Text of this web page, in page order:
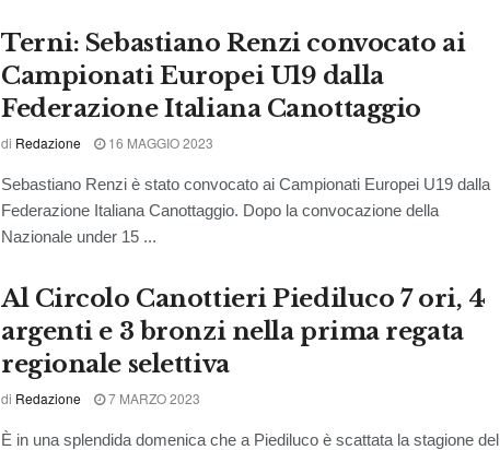
Terni: Sebastiano Renzi convocato ai
Campionati Europei U19 dalla
Federazione Italiana Canottaggio
di Redazione 16 MAGGIO 2023
Sebastiano Renzi è stato convocato ai Campionati Europei U19 dalla
Federazione Italiana Canottaggio. Dopo la convocazione della
Nazionale under 15 ...
Al Circolo Canottieri Piediluco 7 ori, 4
argenti e 3 bronzi nella prima regata
regionale selettiva
di Redazione 7 MARZO 2023
È in una splendida domenica che a Piediluco è scattata la stagione del